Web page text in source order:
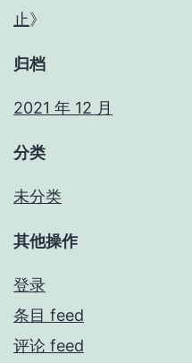
止》
归档
2021 年 12 月
分类
未分类
其他操作
登录
条目 feed
评论 feed